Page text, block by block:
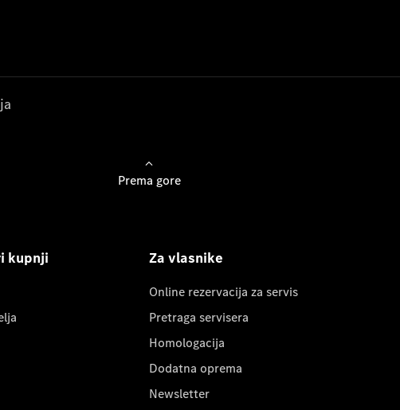
Prema gore
kupnji Za vlasnike
Online rezervacija za servis
Pretraga servisera
Homologacija
Dodatna oprema
Newsletter